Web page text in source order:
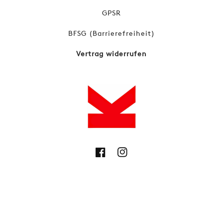
GPSR
BFSG (Barrierefreiheit)
Vertrag widerrufen
FacebookInstagram